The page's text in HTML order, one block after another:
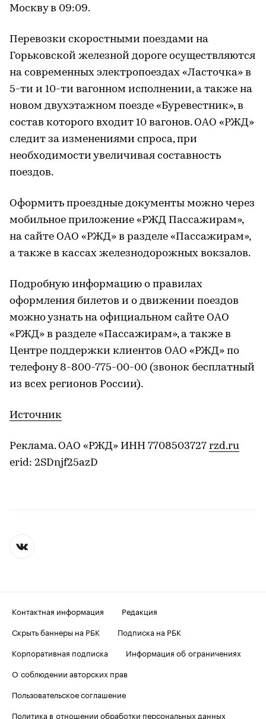
Москву в 09:09.
Перевозки скоростными поездами на
Горьковской железной дороге осуществляются
на современных электропоездах «Ласточка» в
5-ти и 10-ти вагонном исполнении, а также на
новом двухэтажном поезде «Буревестник», в
состав которого входит 10 вагонов. ОАО «РЖД»
следит за изменениями спроса, при
необходимости увеличивая составность
поездов.
Оформить проездные документы можно через
мобильное приложение «РЖД Пассажирам»,
на сайте ОАО «РЖД» в разделе «Пассажирам»,
а также в кассах железнодорожных вокзалов.
Подробную информацию о правилах
оформления билетов и о движении поездов
можно узнать на официальном сайте ОАО
«РЖД» в разделе «Пассажирам», а также в
Центре поддержки клиентов ОАО «РЖД» по
телефону 8-800-775-00-00 (звонок бесплатный
из всех регионов России).
Источник
Реклама. ОАО «РЖД» ИНН 7708503727 rzd.ru
erid: 2SDnjf25azD
Контактная информация
Редакция
Скрыть баннеры на РБК
Подписка на РБК
Корпоративная подписка
Информация об ограничениях
О соблюдении авторских прав
Пользовательское соглашение
Политика в отношении обработки персональных данных